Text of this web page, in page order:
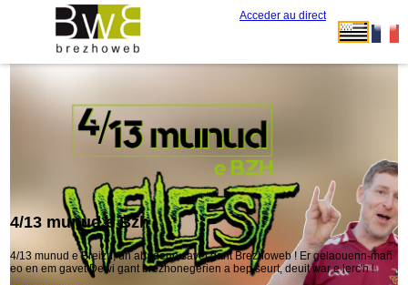
Acceder au direct
4/13 munud e Bzh
4/13 munud e Breizh, un abadenn savet gant Brezhoweb ! Er gelaouenn-mañ
eo en em gavet Dewi gant brezhonegerien a bep seurt, deuit war e lerc'h !